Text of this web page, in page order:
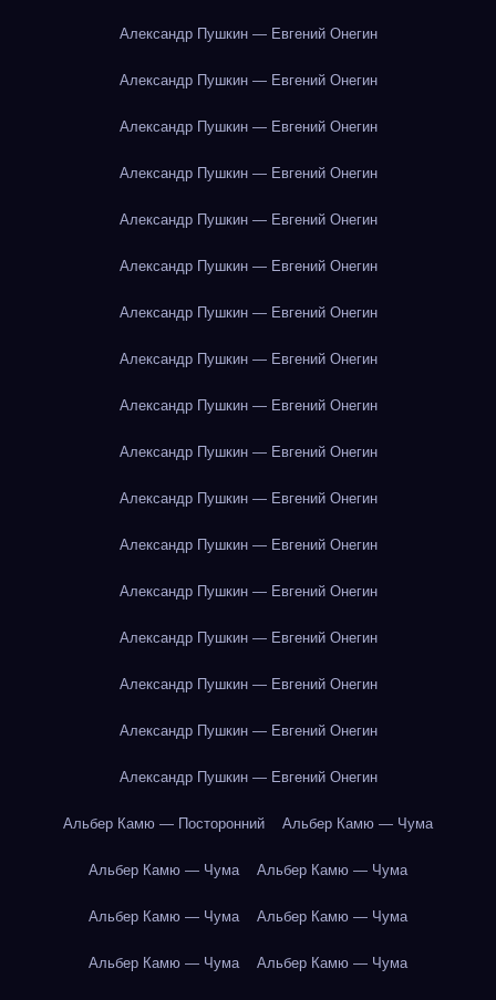
Александр Пушкин — Евгений Онегин
Александр Пушкин — Евгений Онегин
Александр Пушкин — Евгений Онегин
Александр Пушкин — Евгений Онегин
Александр Пушкин — Евгений Онегин
Александр Пушкин — Евгений Онегин
Александр Пушкин — Евгений Онегин
Александр Пушкин — Евгений Онегин
Александр Пушкин — Евгений Онегин
Александр Пушкин — Евгений Онегин
Александр Пушкин — Евгений Онегин
Александр Пушкин — Евгений Онегин
Александр Пушкин — Евгений Онегин
Александр Пушкин — Евгений Онегин
Александр Пушкин — Евгений Онегин
Александр Пушкин — Евгений Онегин
Александр Пушкин — Евгений Онегин
Альбер Камю — Посторонний Альбер Камю — Чума
Альбер Камю — Чума Альбер Камю — Чума
Альбер Камю — Чума Альбер Камю — Чума
Альбер Камю — Чума Альбер Камю — Чума